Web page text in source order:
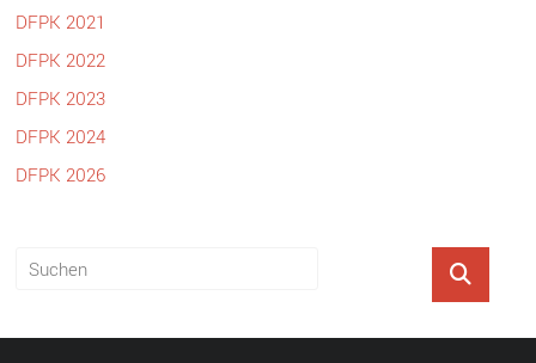
DFPK 2021
DFPK 2022
DFPK 2023
DFPK 2024
DFPK 2026